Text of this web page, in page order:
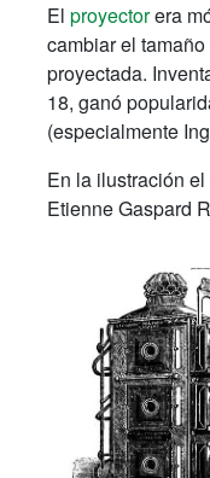
El proyectorera
cambiar el
proyectada.
18, ganó
(especialmente
En la ilustración el
Etienne Gaspard